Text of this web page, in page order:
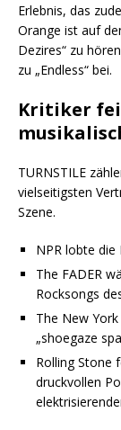
Erlebnis, das
Orange ist auf
Dezires“ zu
zu „Endless“ bei.
Kritiker
TURNSTILE
vielseitigsten
Szene.
NPR lobte die
The FADER
Rocksongs
The New
„shoegaze
Rolling Stone
druckvollen